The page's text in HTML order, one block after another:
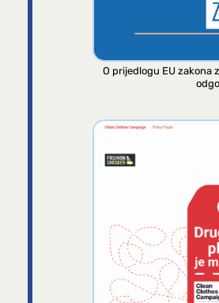
O prijedlogu EU zakona